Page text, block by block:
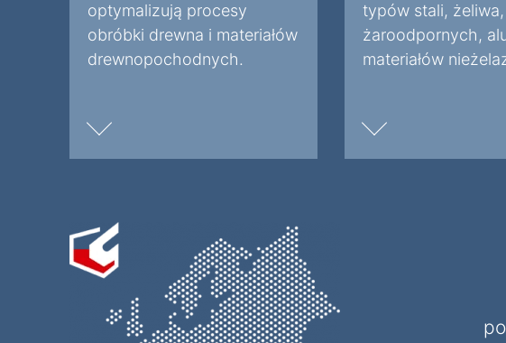
optymalizują procesy
obróbki drewna i materiałów
drewnopochodnych.
typów stali,
żaroodpornych,
materiałów